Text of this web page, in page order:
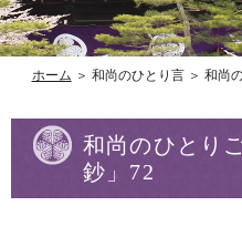
ホーム ＞ 和尚のひとり言 ＞ 和
和尚のひとり
鈔」72